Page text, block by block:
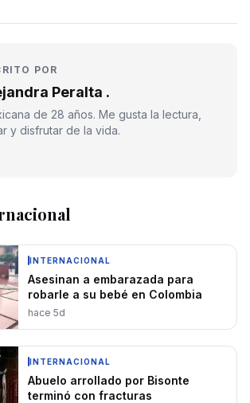
POR
Peralta .
de 28 años. Me gusta la lectura,
y disfrutar de la vida.
INTERNACIONAL
Asesinan a embarazada para
robarle a su bebé en Colombia
hace 5d
INTERNACIONAL
Abuelo arrollado por Bisonte
terminó con fracturas